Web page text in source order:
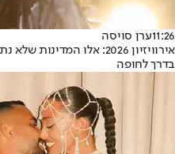
11:26ערן סויסה
אירוויזיון 2026: אלו המדינות שלא נתנו לישראל נקודות
בדרך לחופה